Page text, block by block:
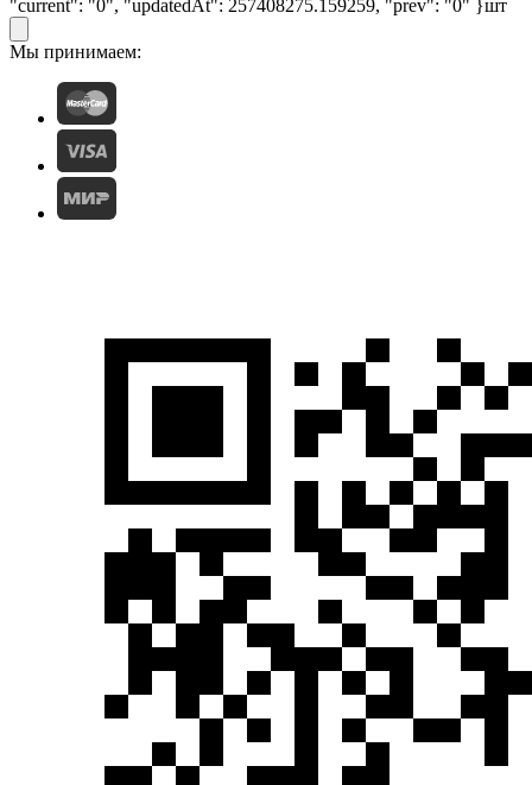
"current": "0", "updatedAt": 257408275.159259, "prev": "0" }шт
Мы принимаем: